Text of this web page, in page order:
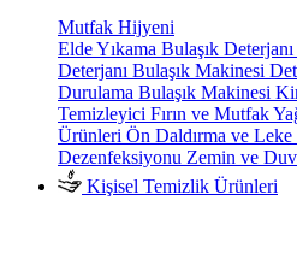
Mutfak Hijyeni
Elde Yıkama Bulaşık Deterjanı
Deterjanı Bulaşık Makinesi
Durulama Bulaşık Makinesi
Temizleyici Fırın ve Mutfak
Ürünleri Ön Daldırma ve
Dezenfeksiyonu Zemin ve
Kişisel Temizlik Ürünleri